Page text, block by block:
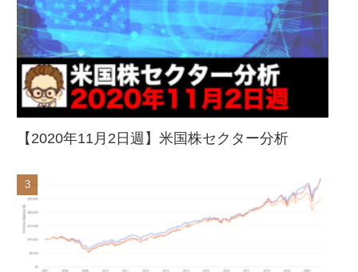
【2020年11月2日週】米国株セクター分析